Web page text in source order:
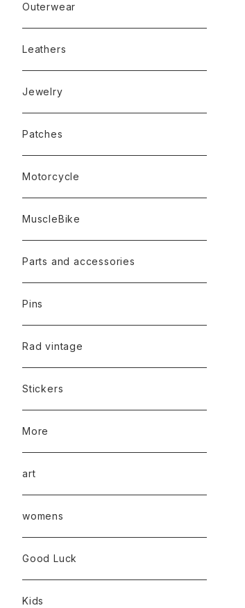
Outerwear
Leathers
Jewelry
Patches
Motorcycle
MuscleBike
Parts and accessories
Pins
Rad vintage
Stickers
More
art
womens
Good Luck
Kids